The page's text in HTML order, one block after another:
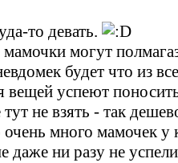
то девать.
могут
будет что из
вещей успеют
не взять - так
много мамочек у
даже ни разу не